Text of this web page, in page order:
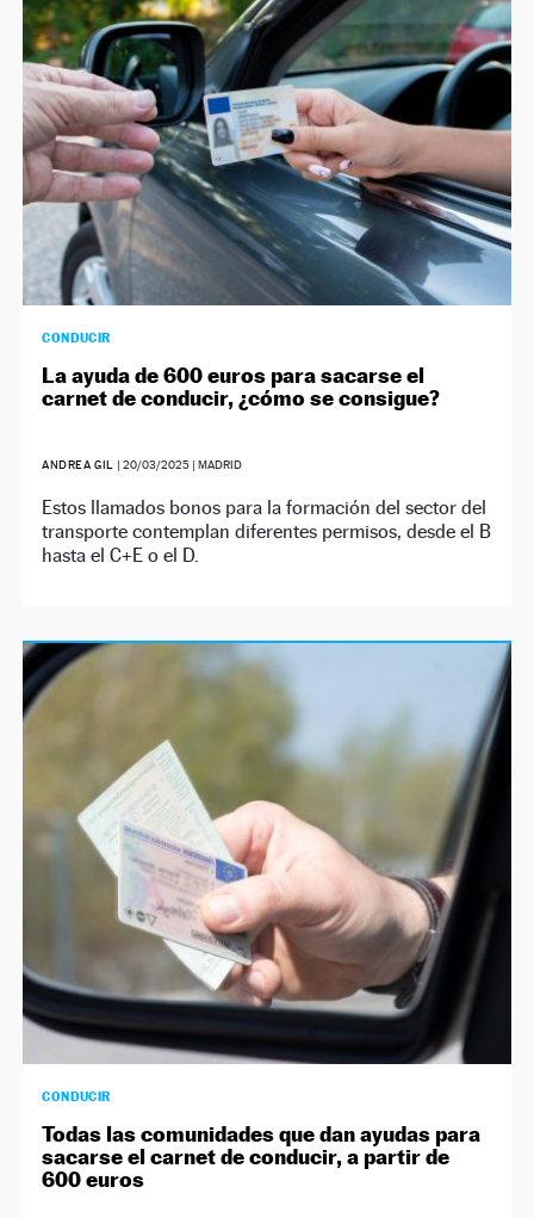
NEWSLETTER
SÍGUENOS
CONDUCIR
La ayuda de 600 euros para sacarse el
carnet de conducir, ¿cómo se consigue?
ANDREA GIL | 20/03/2025| MADRID
Estos llamados bonos para la formación del sector del
transporte contemplan diferentes permisos, desde el B
hasta el C+E o el D.
CONDUCIR
Todas las comunidades que dan ayudas para
sacarse el carnet de conducir, a partir de
600 euros